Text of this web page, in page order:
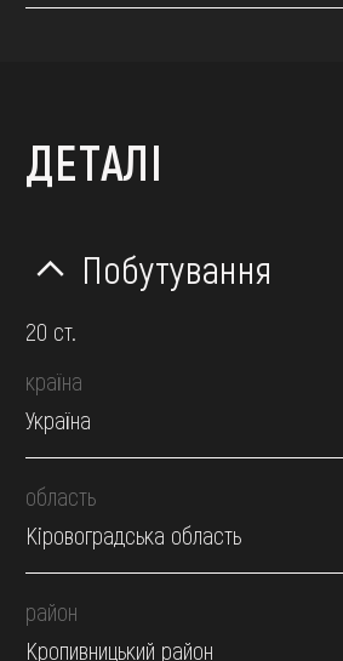
ДЕТАЛІ
Побутування
20 ст.
країна
Україна
область
Кіровоградська область
район
Кропивницький район